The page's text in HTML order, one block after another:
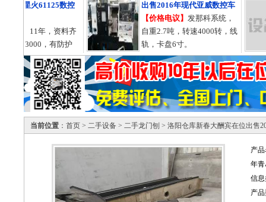
年星火61125数控
11年，资料齐
，有防护
755的。
出售2016年现代亚威数控车
【价格电议】发那科系统，
自重2.7吨，转速4000转，线
轨，卡盘6寸。
当前位置 ： 首页 > 二手设备 > 二手龙门刨 > 洛阳仓库新春大酬宾在位出售
产
年
信
产